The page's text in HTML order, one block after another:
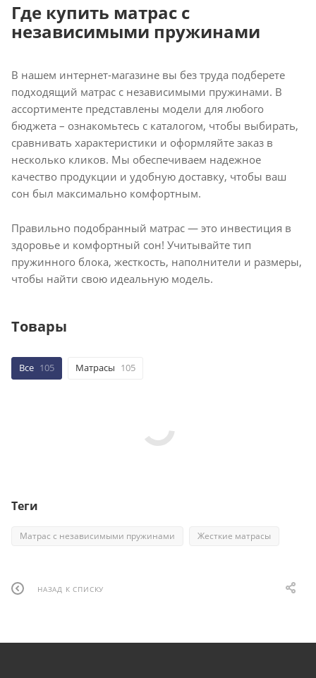
Где купить матрас с
независимыми пружинами
В нашем интернет-магазине вы без труда подберете
подходящий матрас с независимыми пружинами. В
ассортименте представлены модели для любого
бюджета – ознакомьтесь с каталогом, чтобы выбирать,
сравнивать характеристики и оформляйте заказ в
несколько кликов. Мы обеспечиваем надежное
качество продукции и удобную доставку, чтобы ваш
сон был максимально комфортным.
Правильно подобранный матрас — это инвестиция в
здоровье и комфортный сон! Учитывайте тип
пружинного блока, жесткость, наполнители и размеры,
чтобы найти свою идеальную модель.
Товары
Все 105 Матрасы 105
Теги
Матрас с независимыми пружинами Жесткие матрасы
НАЗАД К СПИСКУ